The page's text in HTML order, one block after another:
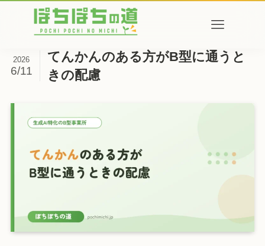
てんかんのある方がB型に通うと
きの配慮
2026
6/11